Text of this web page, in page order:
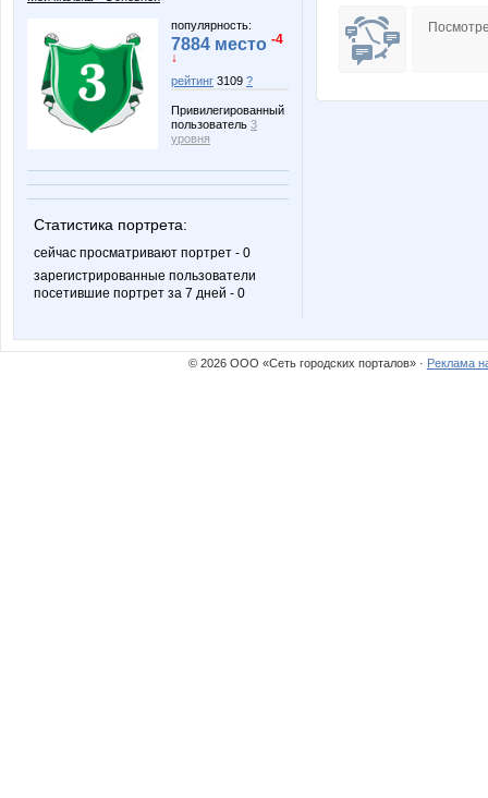
популярность:
7884 место -4
↓
рейтинг 3109 ?
Привилегированный
пользователь 3
уровня
Статистика портрета:
сейчас просматривают портрет - 0
зарегистрированные пользователи
посетившие портрет за 7 дней - 0
Olia2901
© 2026 ООО «Сеть городских порталов» · Реклама